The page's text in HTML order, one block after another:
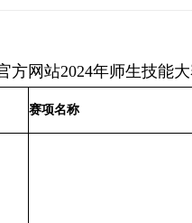
方网站2024年师生技能
赛项名称